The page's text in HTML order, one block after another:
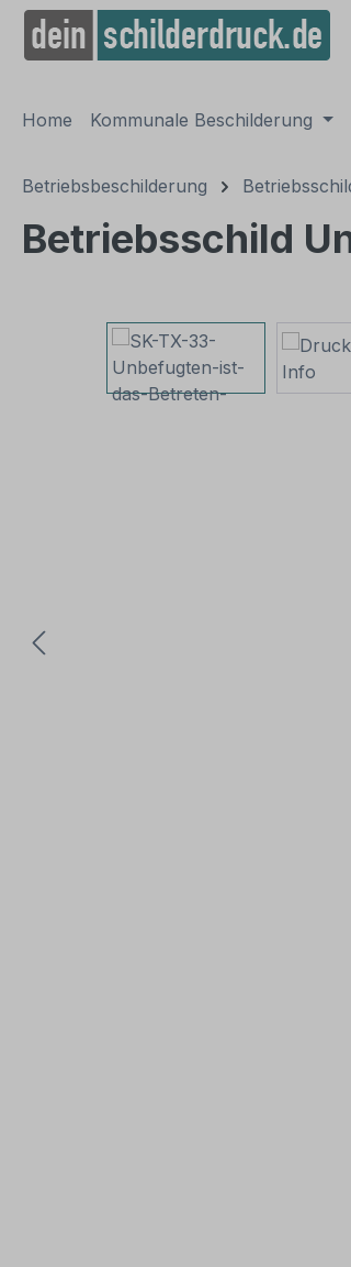
Zur Hauptnavigation springen
Home Kommunale Beschilderung
Betriebsbeschilderung
Betriebsschild
Bildergalerie überspringen